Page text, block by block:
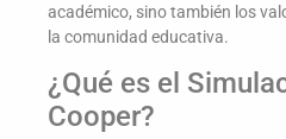
académico, sino también los
la comunidad educativa.
¿Qué es el
Cooper?